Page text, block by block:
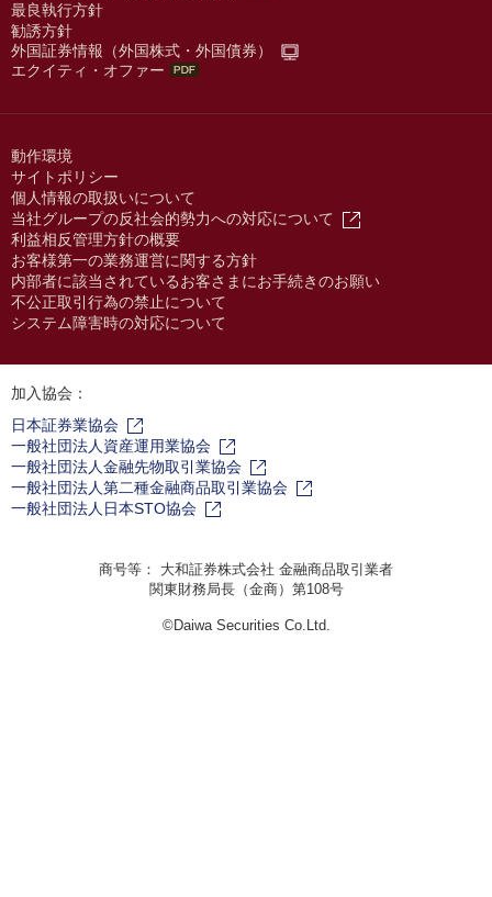
最良執行方針
勧誘方針
外国証券情報（外国株式・外国債券）
エクイティ・オファー
動作環境
サイトポリシー
個人情報の取扱いについて
当社グループの反社会的勢力への対応について
利益相反管理方針の概要
お客様第一の業務運営に関する方針
内部者に該当されているお客さまにお手続きのお願い
不公正取引行為の禁止について
システム障害時の対応について
加入協会：
日本証券業協会
一般社団法人資産運用業協会
一般社団法人金融先物取引業協会
一般社団法人第二種金融商品取引業協会
一般社団法人日本STO協会
商号等： 大和証券株式会社 金融商品取引業者
関東財務局長（金商）第108号
©Daiwa Securities Co.Ltd.